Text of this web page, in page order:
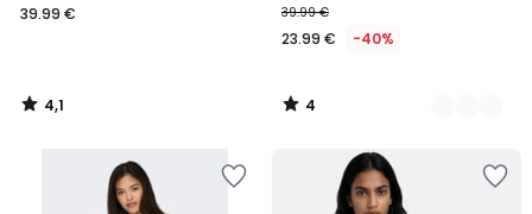
39.99 €
4,1
/
39.99 €
23.99 € -40%
4
/